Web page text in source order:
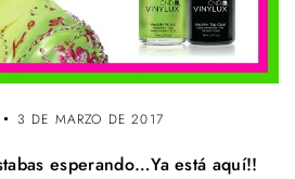
3 DE MARZO DE 2017
esperando…Ya está aquí!!